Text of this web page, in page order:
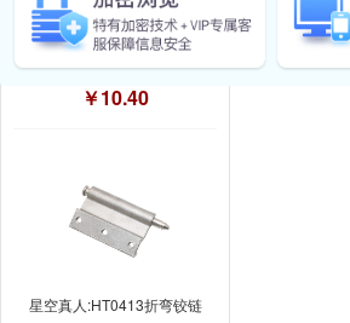
￥10.40
星空真人:HT0413折弯铰链